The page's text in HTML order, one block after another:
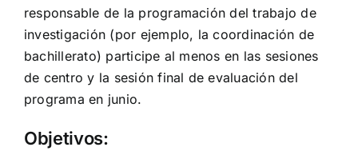
responsable de la programación del trabajo de
investigación (por ejemplo, la coordinación de
bachillerato) participe al menos en las sesiones
de centro y la sesión final de evaluación del
programa en junio.
Objetivos: